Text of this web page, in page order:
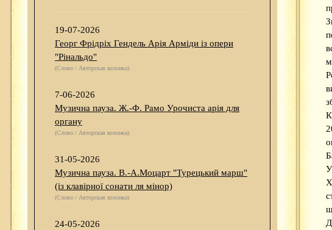
19-07-2026
Георг Фрідріх Гендель Арія Арміди із опери
"Рінальдо"
(Слово / Авторская колонка)
7-06-2026
Музична пауза. Ж.-Ф. Рамо Урочиста арія для
органу
(Слово / Авторская колонка)
31-05-2026
Музична пауза. В.-А.Моцарт "Турецький марш"
(із клавірної сонати ля мінор)
(Слово / Авторская колонка)
24-05-2026